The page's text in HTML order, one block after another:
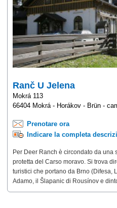
Ranč U Jelena
Mokrá 113
66404 Mokrá - Horákov - Brün -
Prenotare ora
Indicare la completa
Per Deer Ranch è circondato da
protetta del Carso moravo. Si trova
turistici che portano da Brno (Difesa,
Adamo, il Šlapanic di Rousínov e